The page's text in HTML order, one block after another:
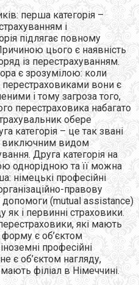
перша категорія –
і
підлягає повному
цього є наявність
із перестрахуванням.
є зрозумілою: коли
вони є
і тому загроза того,
перестраховика набагато
обере
категорія – це так звані
виключним видом
Друга категорія на
однорідною та її можна
німецькі професійні
правову
(mutual assistance)
як і первинні страховики.
які мають
форму є об’єктом
професійні
є об’єктом нагляду,
філіал в Німеччині.